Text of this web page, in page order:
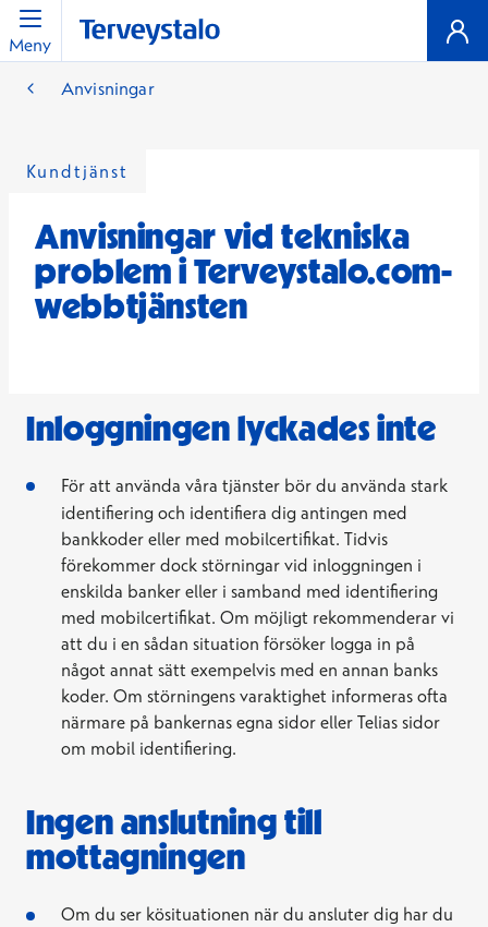
Meny
Anvisningar
Kundtjänst
Anvisningar vid tekniska
problem i Terveystalo.com-
webbtjänsten
Inloggningen lyckades inte
För att använda våra tjänster bör du använda stark
identifiering och identifiera dig antingen med
bankkoder eller med mobilcertifikat. Tidvis
förekommer dock störningar vid inloggningen i
enskilda banker eller i samband med identifiering
med mobilcertifikat. Om möjligt rekommenderar vi
att du i en sådan situation försöker logga in på
något annat sätt exempelvis med en annan banks
koder. Om störningens varaktighet informeras ofta
närmare på bankernas egna sidor eller Telias sidor
om mobil identifiering.
Ingen anslutning till
mottagningen
Om du ser kösituationen när du ansluter dig har du